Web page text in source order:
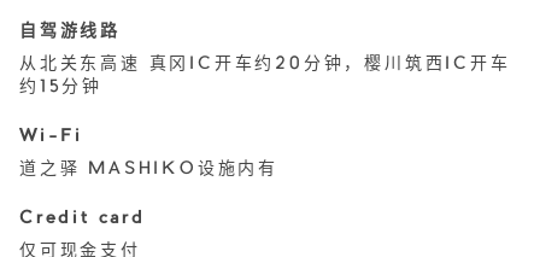
自驾游线路
从北关东高速 真冈IC开车约20分钟，樱川筑西IC开车
约15分钟
Wi-Fi
道之驿 MASHIKO设施内有
Credit card
仅可现金支付